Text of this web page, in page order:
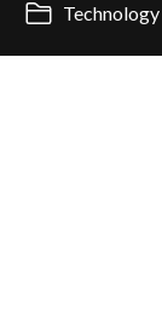
Technology